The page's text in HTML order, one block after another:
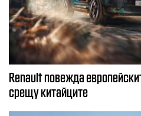
Renault повежда
срещу китайците